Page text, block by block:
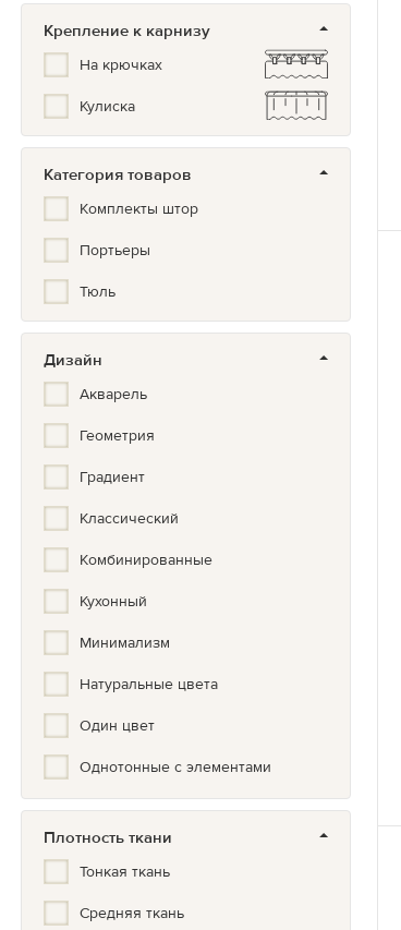
Крепление к карнизу
На крючках
Кулиска
Категория товаров
Комплекты штор
Портьеры
Тюль
Дизайн
Акварель
Геометрия
Градиент
Классический
Комбинированные
Кухонный
Минимализм
Натуральные цвета
Один цвет
Однотонные с элементами
Полоска
Плотность ткани
Тонкая ткань
Средняя ткань